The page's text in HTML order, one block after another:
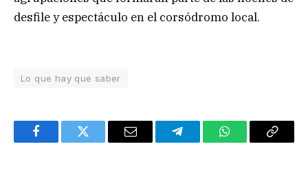
desfile y espectáculo en el corsódromo local.
Lo que hay que saber
FacebookTwitter Email TelegramWhatsAppCopy